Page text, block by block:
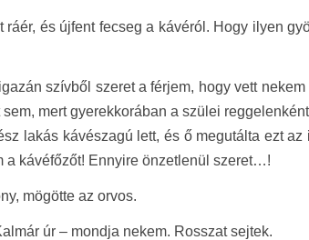
ráér, és újfent fecseg a kávéról. Hogy ilyen
szívből szeret a férjem, hogy vett
mert gyerekkorában a szülei
lakás kávészagú lett, és ő megutálta ezt
a kávéfőzőt! Ennyire önzetlenül szeret…!
mögötte az orvos.
úr – mondja nekem. Rosszat sejtek.